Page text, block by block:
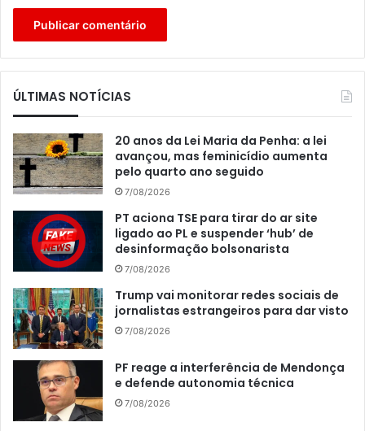
ÚLTIMAS NOTÍCIAS
20 anos da Lei Maria da Penha: a lei
avançou, mas feminicídio aumenta
pelo quarto ano seguido
7/08/2026
PT aciona TSE para tirar do ar site
ligado ao PL e suspender ‘hub’ de
desinformação bolsonarista
7/08/2026
Trump vai monitorar redes sociais de
jornalistas estrangeiros para dar visto
7/08/2026
PF reage a interferência de Mendonça
e defende autonomia técnica
7/08/2026